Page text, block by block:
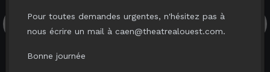
jeu. 17.09.26
Pour toutes demandes urgentes, n'hésitez pas à
nous écrire un mail à caen@theatrealouest.com.
Bonne journée